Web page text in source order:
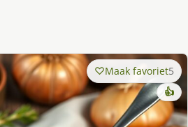
Maak favoriet5
👍